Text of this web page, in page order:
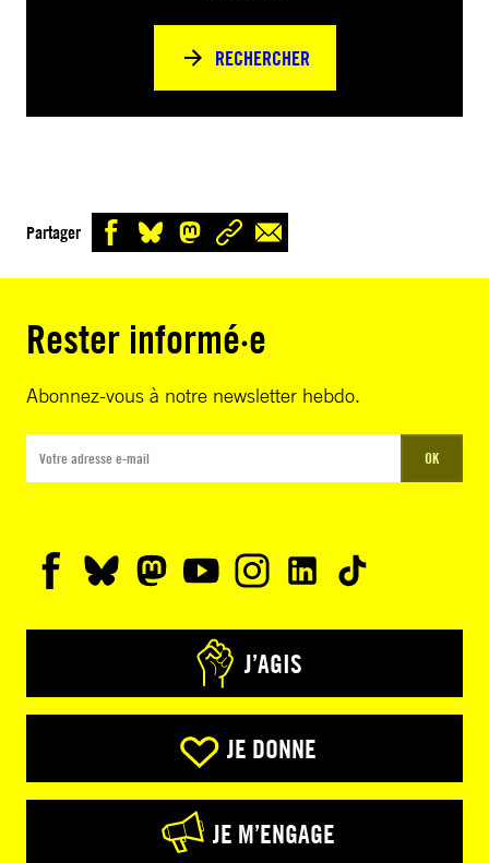
RECHERCHER
Partager
Rester informé·e
Abonnez-vous à notre newsletter hebdo.
OK
J’AGIS
JE DONNE
JE M’ENGAGE